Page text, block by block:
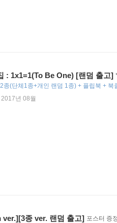
: 1x1=1(To Be One) [랜덤 출고]
(단체1종+개인 랜덤 1종) + 플립북 + 북
2017년 08월
ver.][3종 ver. 랜덤 출고] 포스터 증